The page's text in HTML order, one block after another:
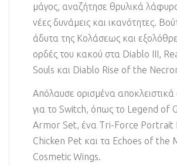
μάγος, αναζήτησε θρυλικά
νέες δυνάμεις και ικανότητες.
άδυτα της Κολάσεως και
ορδές του κακού στα Diablo III,
Souls και Diablo Rise of the
Απόλαυσε ορισμένα αποκλειστικά
για το Switch, όπως το Legend of
Armor Set, ένα Tri-Force Portrait
Chicken Pet και τα Echoes of the
Cosmetic Wings.